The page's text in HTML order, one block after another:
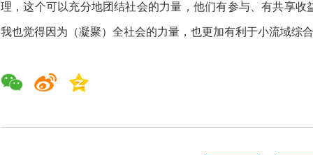
理，这个可以充分地团结社会的力量，他们有参与、有共享
我也觉得因为（凝聚）全社会的力量，也更加有利于小流域综